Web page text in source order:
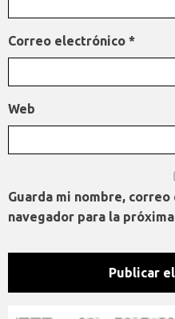
Correo electrónico *
Web
Guarda mi nombre,
navegador para la